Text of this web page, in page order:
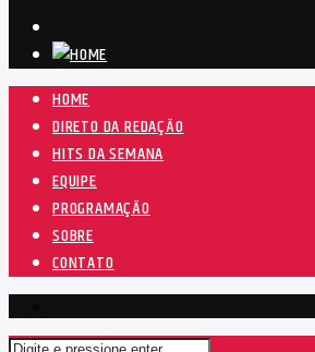
HOME
DIRETO DA REDAÇÃO
HITS DA SEMANA
EQUIPE
PROGRAMAÇÃO
SOBRE
CONTATO